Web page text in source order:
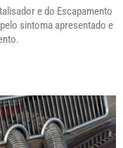
e do Escapamento
sintoma apresentado e